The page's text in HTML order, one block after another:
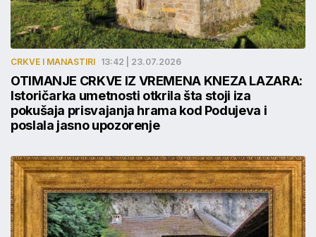
CRKVE I MANASTIRI 13:42 | 23.07.2026
OTIMANJE CRKVE IZ VREMENA KNEZA LAZARA:
Istoričarka umetnosti otkrila šta stoji iza
pokušaja prisvajanja hrama kod Podujeva i
poslala jasno upozorenje